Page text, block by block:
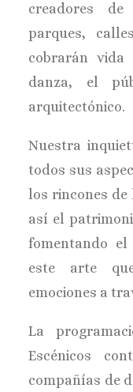
creadores de
parques,
cobrarán
danza, el
arquitectónico.
Nuestra
todos sus
los rincones
así el
fomentando
este arte
emociones a
La
Escénicos
compañías de